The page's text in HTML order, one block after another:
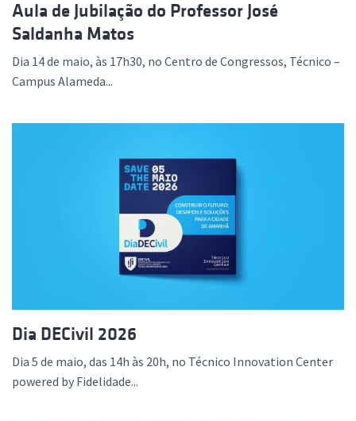
Aula de Jubilação do Professor José
Saldanha Matos
Dia 14 de maio, às 17h30, no Centro de Congressos, Técnico –
Campus Alameda...
Dia DECivil 2026
Dia 5 de maio, das 14h às 20h, no Técnico Innovation Center
powered by Fidelidade...